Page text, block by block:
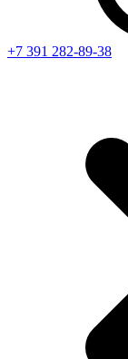
+7 391 282-89-38